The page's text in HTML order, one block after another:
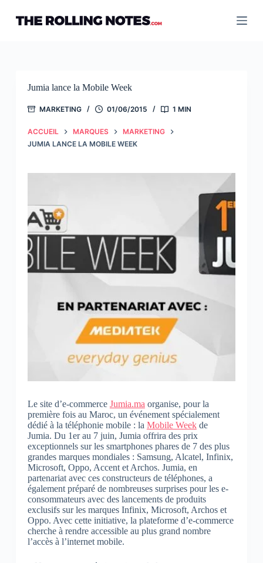
contenu
Jumia lance la Mobile Week
MARKETING 01/06/2015 1 MIN
ACCUEIL MARQUES
MARKETING
JUMIA LANCE LA MOBILE WEEK
Le site d’e-commerce Jumia.ma organise, pour la
première fois au Maroc, un événement spécialement
dédié à la téléphonie mobile : la Mobile Weekde
Jumia. Du 1er au 7 juin, Jumia offrira des prix
exceptionnels sur les smartphones phares de 7 des plus
grandes marques mondiales : Samsung, Alcatel, Infinix,
Microsoft, Oppo, Accent et Archos. Jumia, en
partenariat avec ces constructeurs de téléphones, a
également préparé de nombreuses surprises pour les e-
consommateurs avec des lancements de produits
exclusifs sur les marques Infinix, Microsoft, Archos et
Oppo. Avec cette initiative, la plateforme d’e-commerce
cherche à rendre accessible au plus grand nombre
l’accès à l’internet mobile.